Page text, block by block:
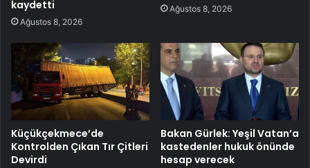
kaydetti
Ağustos 8, 2026
Ağustos 8, 2026
Küçükçekmece’de
Kontrolden Çıkan Tır Çitleri
Devirdi
Bakan Gürlek: Yeşil Vatan’a
kastedenler hukuk önünde
hesap verecek